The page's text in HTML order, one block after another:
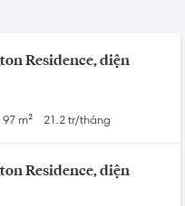
Residence, diện
97 m² 21.2 tr/tháng
Residence, diện